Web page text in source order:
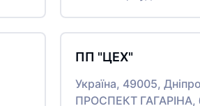
ПП "ЦЕХ"
Україна, 49005,
ПРОСПЕКТ ГАГАРІНА,